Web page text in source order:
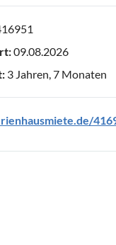
09.08.2026
3 Jahren, 7 Monaten